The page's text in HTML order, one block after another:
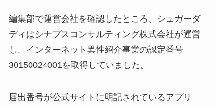
編集部で運営会社を確認したところ、シュガーダ
ディはシナプスコンサルティング株式会社が運営
し、インターネット異性紹介事業の認定番号
30150024001を取得していました。
届出番号が公式サイトに明記されているアプリ